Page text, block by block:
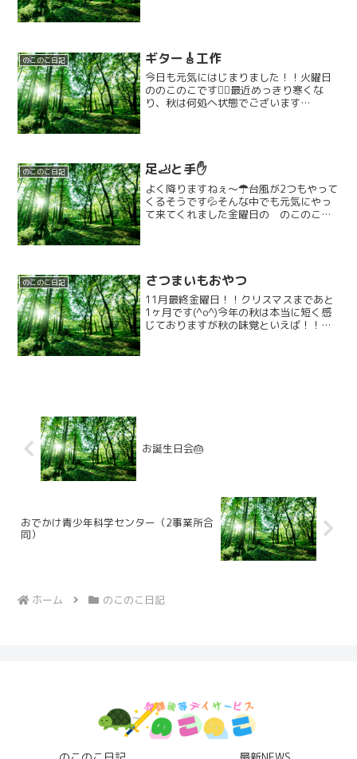
のこのこ日記 ギター🎸工作
今日も元気にはじまりました！！火曜日
ののこのこです🏄‍♀️最近めっきり寒くな
り、秋は何処へ状態でございます
のこのこ日記 足🦶と手✋️
よく降りますねぇ〜☂台風が2つもやって
くるそうです💦そんな中でも元気にやっ
て来てくれました金曜日の のこのこの
のこのこ日記 さつまいもおやつ
11月最終金曜日！！クリスマスまであと
1ヶ月です(^o^)今年の秋は本当に短く感
じておりますが秋の味覚といえば！！昨
お誕生日会🎂
おでかけ青少年科学センター（2事業所合
同）
ホーム のこのこ日記